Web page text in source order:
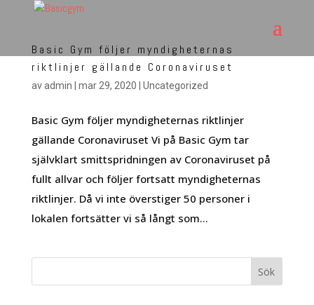
Basic Gym följer myndigheternas
riktlinjer gällande Coronaviruset
avadmin mar 29, 2020 Uncategorized
Basic Gym följer myndigheternas riktlinjer
gällande Coronaviruset Vi på Basic Gym tar
självklart smittspridningen av Coronaviruset på
fullt allvar och följer fortsatt myndigheternas
riktlinjer. Då vi inte överstiger 50 personer i
lokalen fortsätter vi så långt som...